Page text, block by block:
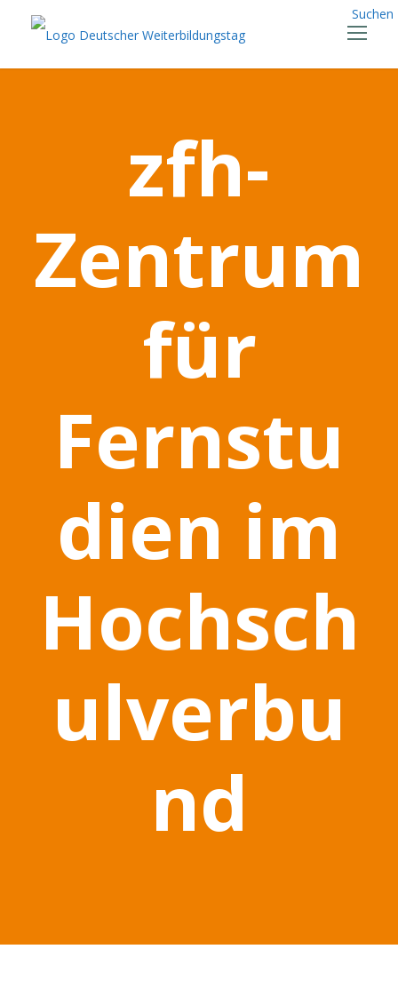
Suchen
zfh-
Zentrum
für
Fernstu
dien im
Hochsch
ulverbu
nd